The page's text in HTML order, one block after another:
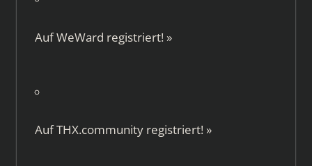
AufWeWard registriert! »
AufTHX.communityregistriert! »